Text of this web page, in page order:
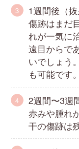
1週間後（抜
傷跡はまだ
れが一気に
遠目からで
いでしょう
も可能です。
2週間〜3週
赤みや腫れ
干の傷跡は